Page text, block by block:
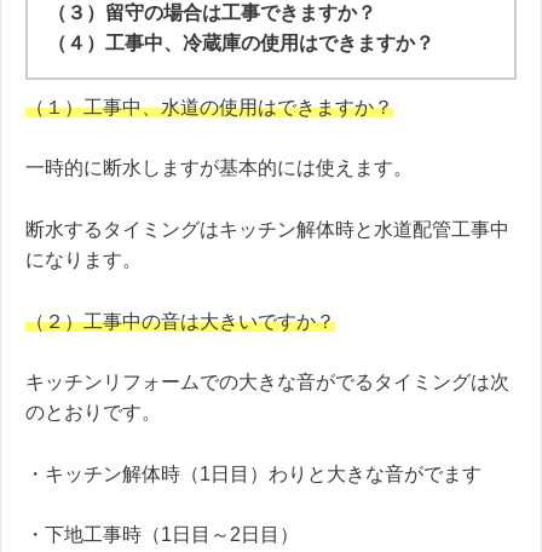
（３）留守の場合は工事できますか？
（４）工事中、冷蔵庫の使用はできますか？
（１）工事中、水道の使用はできますか？
一時的に断水しますが基本的には使えます。
断水するタイミングはキッチン解体時と水道配管工事中
になります。
（２）工事中の音は大きいですか？
キッチンリフォームでの大きな音がでるタイミングは次
のとおりです。
・キッチン解体時（1日目）わりと大きな音がでます
・下地工事時（1日目～2日目）